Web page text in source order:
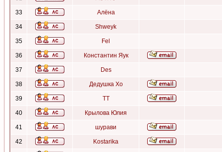
33 Алёна
34 Shweyk
35 Fel
36 Константин Яук
37 Des
38 Дедушка Хо
39 ТТ
40 Крылова Юлия
41 шурави
42 Kostarika